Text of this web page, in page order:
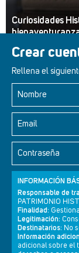
Crear
Rellena el
Nombre
Email
Contraseña
INFORMACIÓN
Responsable de
PATRIMONIO
Finalidad:
Legitimación:
Destinatarios: No
Información
adicional sobre el
Curiosidades